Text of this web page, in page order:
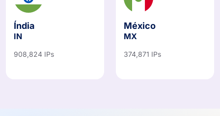
Índia
IN
908,824 IPs
México
MX
374,871 IPs